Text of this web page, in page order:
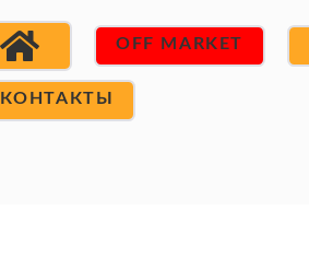
OFF MARKET
КОНТАКТЫ